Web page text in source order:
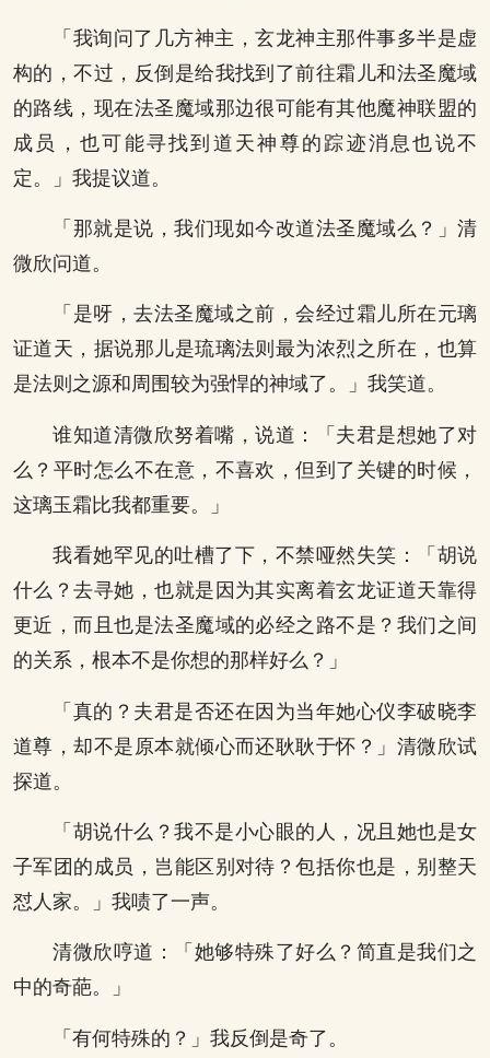
「我询问了几方神主，玄龙神主那件事多半是虚
构的，不过，反倒是给我找到了前往霜儿和法圣魔域
的路线，现在法圣魔域那边很可能有其他魔神联盟的
成员，也可能寻找到道天神尊的踪迹消息也说不
定。」我提议道。
「那就是说，我们现如今改道法圣魔域么？」清
微欣问道。
「是呀，去法圣魔域之前，会经过霜儿所在元璃
证道天，据说那儿是琉璃法则最为浓烈之所在，也算
是法则之源和周围较为强悍的神域了。」我笑道。
谁知道清微欣努着嘴，说道：「夫君是想她了对
么？平时怎么不在意，不喜欢，但到了关键的时候，
这璃玉霜比我都重要。」
我看她罕见的吐槽了下，不禁哑然失笑：「胡说
什么？去寻她，也就是因为其实离着玄龙证道天靠得
更近，而且也是法圣魔域的必经之路不是？我们之间
的关系，根本不是你想的那样好么？」
「真的？夫君是否还在因为当年她心仪李破晓李
道尊，却不是原本就倾心而还耿耿于怀？」清微欣试
探道。
「胡说什么？我不是小心眼的人，况且她也是女
子军团的成员，岂能区别对待？包括你也是，别整天
怼人家。」我啧了一声。
清微欣哼道：「她够特殊了好么？简直是我们之
中的奇葩。」
「有何特殊的？」我反倒是奇了。